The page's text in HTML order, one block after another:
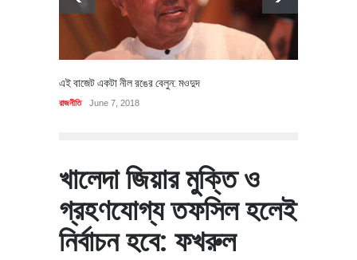
এই বাজেট একটা নীল রঙের বেলুন: মওদুদ
রাজনীতি June 7, 2018
খালেদা জিয়ার মুক্তি ও
গ্রহণযোগ্য তফসিল হলেই
নির্বাচন হবে: ফখরুল